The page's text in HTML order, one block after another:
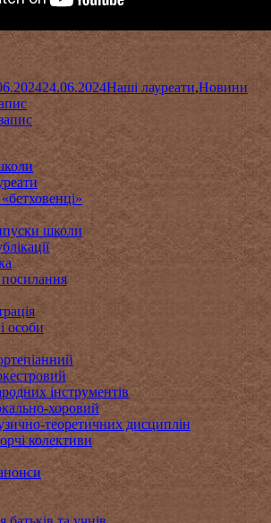
24.06.2024
Категорії
Наші лауреати,Новини
школи
особи
інструментів
хоровий
теоретичних дисциплін
колективи